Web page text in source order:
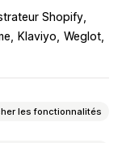
Shopify
Klaviyo Weglot
les fonctionnalités